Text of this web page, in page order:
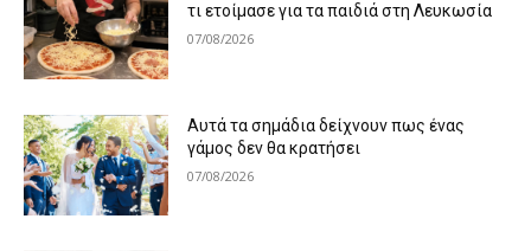
τι ετοίμασε για τα παιδιά στη Λευκωσία
07/08/2026
Αυτά τα σημάδια δείχνουν πως ένας
γάμος δεν θα κρατήσει
07/08/2026